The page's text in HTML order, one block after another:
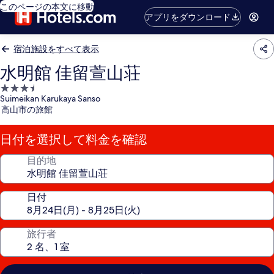
このページの本文に移動
アプリをダウンロード
宿泊施設をすべて表示
水明館 佳留萱山荘
3.5
つ
星
宿
泊
施
Suimeikan Karukaya Sanso
高山市の旅館
日付を選択して料金を確認
目的地
日付
旅行者